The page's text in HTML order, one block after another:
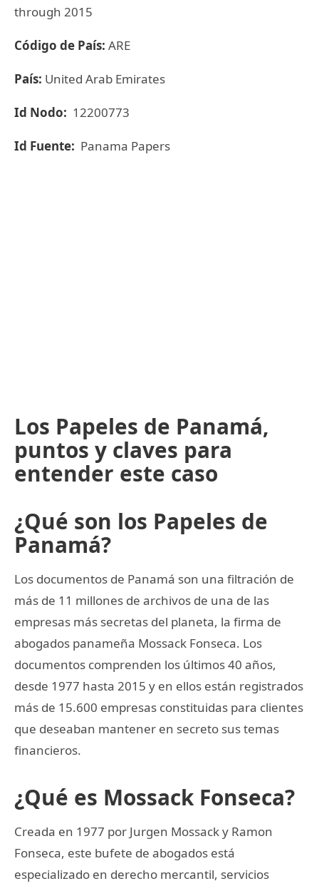
through 2015
Código de País: ARE
País: United Arab Emirates
Id Nodo: 12200773
Id Fuente: Panama Papers
Los Papeles de Panamá,
puntos y claves para
entender este caso
¿Qué son los Papeles de
Panamá?
Los documentos de Panamá son una filtración de
más de 11 millones de archivos de una de las
empresas más secretas del planeta, la firma de
abogados panameña Mossack Fonseca. Los
documentos comprenden los últimos 40 años,
desde 1977 hasta 2015 y en ellos están registrados
más de 15.600 empresas constituidas para clientes
que deseaban mantener en secreto sus temas
financieros.
¿Qué es Mossack Fonseca?
Creada en 1977 por Jurgen Mossack y Ramon
Fonseca, este bufete de abogados está
especializado en derecho mercantil, servicios